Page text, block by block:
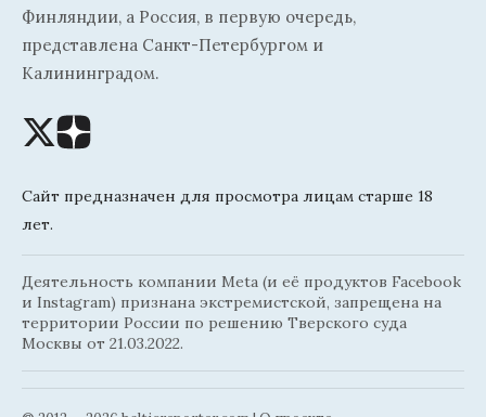
Финляндии, а Россия, в первую очередь,
представлена Санкт-Петербургом и
Калининградом.
Сайт предназначен для просмотра лицам старше 18
лет.
Деятельность компании Meta (и её продуктов Facebook
и Instagram) признана экстремистской, запрещена на
территории России по решению Тверского суда
Москвы от 21.03.2022.